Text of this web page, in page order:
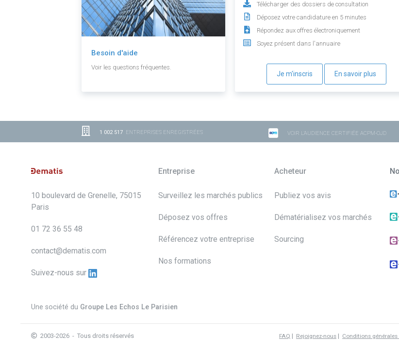
Besoin d'aide
Voir les questions fréquentes.
Télécharger des dossiers de consultation
Déposez votre candidature en 5 minutes
Répondez aux offres électroniquement
Soyez présent dans l'annuaire
Je m'inscris En savoir plus
1 002 517 ENTREPRISES ENREGISTRÉES VOIR L'AUDIENCE CERTIFIÉE ACPM-OJD
10 boulevard de Grenelle, 75015
Paris
01 72 36 55 48
contact@dematis.com
Suivez-nous sur
Entreprise
Surveillez les marchés publics
Déposez vos offres
Référencez votre entreprise
Nos formations
Acheteur
Publiez vos avis
Dématérialisez vos marchés
Sourcing
Une société du Groupe Les Echos Le Parisien
2003-2026 - Tous droits réservés FAQ | Rejoignez-nous | Conditions